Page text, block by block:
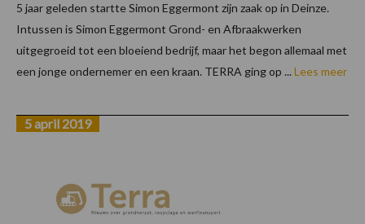
5 jaar geleden startte Simon Eggermont zijn zaak op in Deinze.
Intussen is Simon Eggermont Grond- en Afbraakwerken
uitgegroeid tot een bloeiend bedrijf, maar het begon allemaal met
een jonge ondernemer en een kraan. TERRA ging op ... Lees meer
5 april 2019